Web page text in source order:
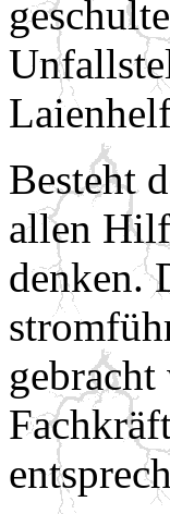
Besteht
allen
denken.